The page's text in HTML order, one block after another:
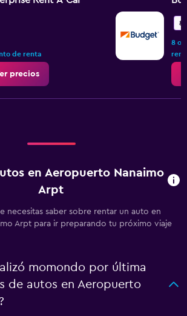
de renta
precios
8
en Aeropuerto Nanaimo
Arpt
necesitas saber sobre rentar un auto en
Arpt para ir preparando tu próximo viaje
momondo por última
de autos en Aeropuerto